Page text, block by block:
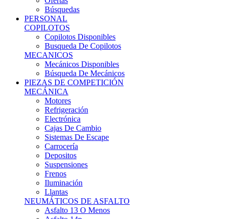
PERSONAL
COPILOTOS
Copilotos Disponibles
Busqueda De Copilotos
MECANICOS
Mecánicos Disponibles
Búsqueda De Mecánicos
PIEZAS DE COMPETICIÓN
MECÁNICA
Motores
Refrigeración
Electrónica
Cajas De Cambio
Sistemas De Escape
Carrocería
Depositos
Suspensiones
Frenos
Iluminación
Llantas
NEUMÁTICOS DE ASFALTO
Asfalto 13 O Menos
Asfalto 14p
Asfalto 15p